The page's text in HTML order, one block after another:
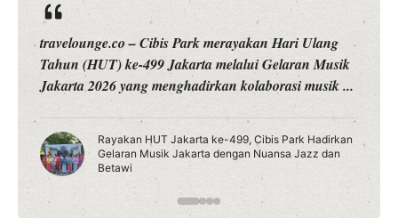
travelounge.co – Cibis Park merayakan Hari Ulang
Tahun (HUT) ke-499 Jakarta melalui Gelaran Musik
Jakarta 2026 yang menghadirkan kolaborasi musik ...
Rayakan HUT Jakarta ke-499, Cibis Park Hadirkan
Gelaran Musik Jakarta dengan Nuansa Jazz dan
Betawi